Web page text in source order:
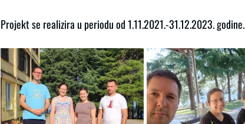
Projekt se realizira u periodu od 1.11.2021.-31.12.2023. godine.